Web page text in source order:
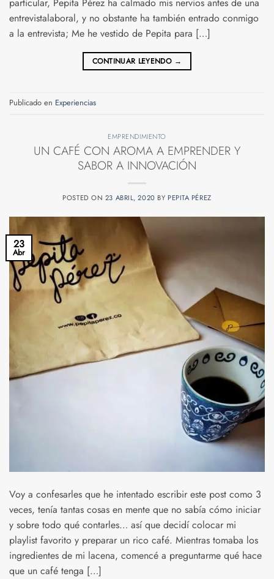
entrevistalaboral, y no obstante ha también entrado conmigo
a la entrevista; Me he vestido de Pepita para […]
CONTINUAR LEYENDO →
Publicado en Experiencias
EMPRENDIMIENTO
UN CAFÉ CON AROMA A EMPRENDER Y
SABOR A INNOVACIÓN
POSTED ON 23 ABRIL, 2020 BY PEPITA PÉREZ
23
Abr
Voy a confesarles que he intentado escribir este post como 3
veces, tenía tantas cosas en mente que no sabía cómo iniciar
y sobre todo qué contarles… así que decidí colocar mi
playlist favorito y preparar un rico café. Mientras tomaba los
ingredientes de mi lacena, comencé a preguntarme qué hace
que un café tenga […]